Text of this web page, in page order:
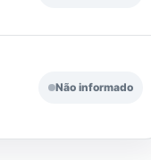
Não informado